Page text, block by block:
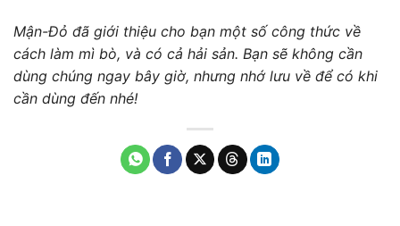
Mận-Đỏ đã giới thiệu cho bạn một số công thức về
cách làm mì bò, và có cả hải sản. Bạn sẽ không cần
dùng chúng ngay bây giờ, nhưng nhớ lưu về để có khi
cần dùng đến nhé!